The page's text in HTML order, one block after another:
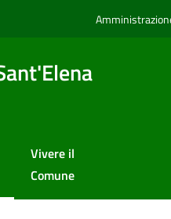
Vivere il
Comune